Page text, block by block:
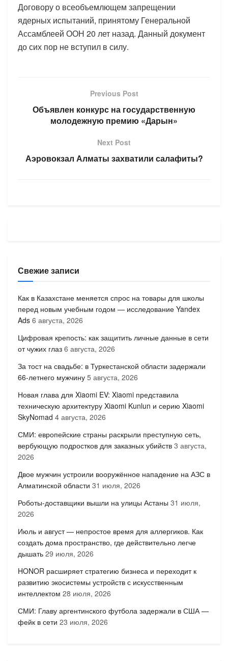
Договору о всеобъемлющем запрещении
ядерных испытаний, принятому Генеральной
Ассамблеей ООН 20 лет назад. Данный документ
до сих пор не вступил в силу.
Previous Post
Объявлен конкурс на государственную
молодежную премию «Дарын»
Next Post
Аэровокзал Алматы захватили салафиты?
Свежие записи
Как в Казахстане меняется спрос на товары для школы
перед новым учебным годом — исследование Yandex
Ads 6 августа, 2026
Цифровая крепость: как защитить личные данные в сети
от чужих глаз 6 августа, 2026
За тост на свадьбе: в Туркестанской области задержали
66-летнего мужчину 5 августа, 2026
Новая глава для Xiaomi EV: Xiaomi представила
техническую архитектуру Xiaomi Kunlun и серию Xiaomi
SkyNomad 4 августа, 2026
СМИ: европейские страны раскрыли преступную сеть,
вербующую подростков для заказных убийств 3 августа,
2026
Двое мужчин устроили вооружённое нападение на АЗС в
Алматинской области 31 июля, 2026
Роботы-доставщики вышли на улицы Астаны 31 июля,
2026
Июль и август — непростое время для аллергиков. Как
создать дома пространство, где действительно легче
дышать 29 июля, 2026
HONOR расширяет стратегию бизнеса и переходит к
развитию экосистемы устройств с искусственным
интеллектом 28 июля, 2026
СМИ: Главу аргентинского футбола задержали в США —
фейк в сети 23 июля, 2026